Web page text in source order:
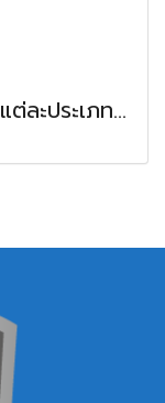
ละประเภท...